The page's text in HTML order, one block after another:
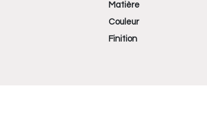
Matière
Couleur
Finition